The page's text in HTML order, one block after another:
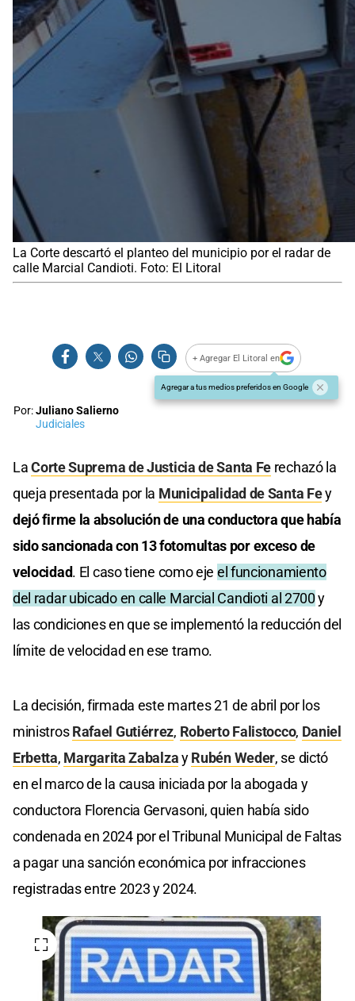
La Corte descartó el planteo del municipio por el radar de
calle Marcial Candioti. Foto: El Litoral
+ Agregar El Litoral en
Agregar a tus medios preferidos en Google
Por:Juliano Salierno
Judiciales
LaCorte Suprema de Justicia de Santa Fe rechazó la
queja presentada por la Municipalidad de Santa Fey
dejó firme la absolución de una conductora que había
sido sancionada con 13 fotomultas por exceso de
velocidad. El caso tiene como eje el funcionamiento
del radar ubicado en calle Marcial Candioti al 2700y
las condiciones en que se implementó la reducción del
límite de velocidad en ese tramo.
La decisión, firmada este martes 21 de abril por los
ministrosRafael Gutiérrez, Roberto Falistocco, Daniel
Erbetta, Margarita ZabalzayRubén Weder, se dictó
en el marco de la causa iniciada por la abogada y
conductora Florencia Gervasoni, quien había sido
condenada en 2024 por el Tribunal Municipal de Faltas
a pagar una sanción económica por infracciones
registradas entre 2023 y 2024.